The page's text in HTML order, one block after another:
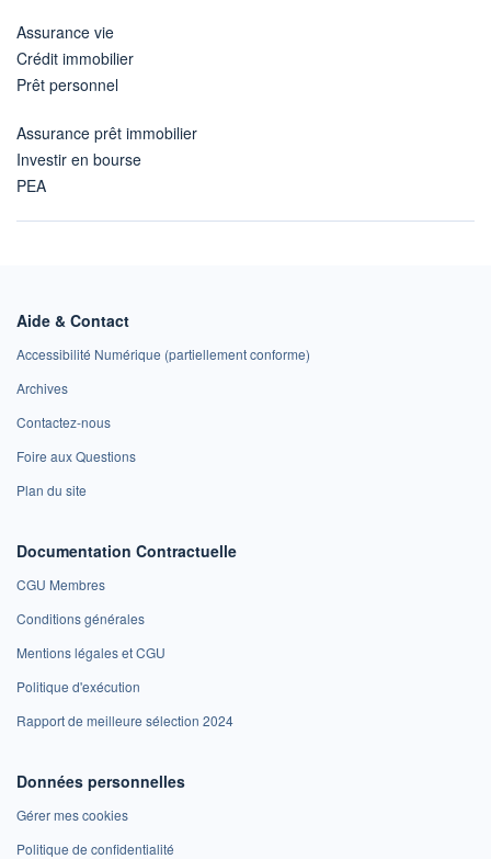
Assurance vie
Crédit immobilier
Prêt personnel
Assurance prêt immobilier
Investir en bourse
PEA
Aide & Contact
Accessibilité Numérique (partiellement conforme)
Archives
Contactez-nous
Foire aux Questions
Plan du site
Documentation Contractuelle
CGU Membres
Conditions générales
Mentions légales et CGU
Politique d'exécution
Rapport de meilleure sélection 2024
Données personnelles
Gérer mes cookies
Politique de confidentialité